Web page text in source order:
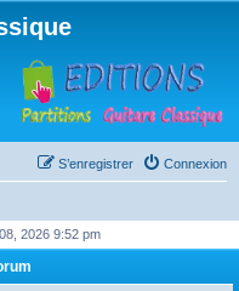
Connexion
S’enregistrer
2026 9:52 pm